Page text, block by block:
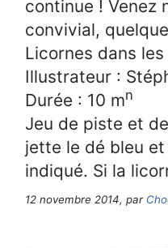
continue ! Venez
convivial,
Licornes dans
Illustrateur :
Durée : 10 mn
Jeu de piste et
jette le dé bleu
indiqué. Si la
12 novembre 2014, par